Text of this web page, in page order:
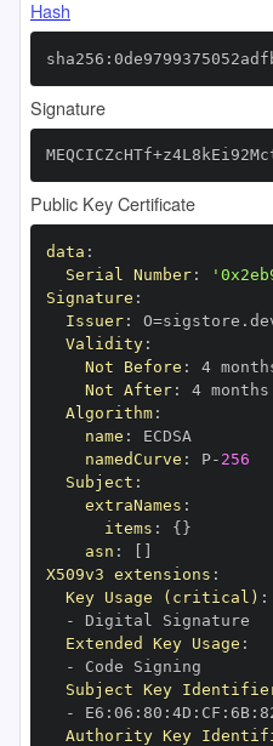
Hash
Signature
Public Key Certificate
data :
Serial Number:
Signature :
Issuer:
Validity:
Not Before : 4
Not After: 4
Algorithm:
name :
namedCurve : P- 256
Subject :
extraNames :
items : { }
asn :
X509v3 extensions :
Key Usage (critical) :
-
Extended Key Usage :
-
Subject Key
-
E6 : 06 : 80 : 4D : CF : 6B:
Authority Key